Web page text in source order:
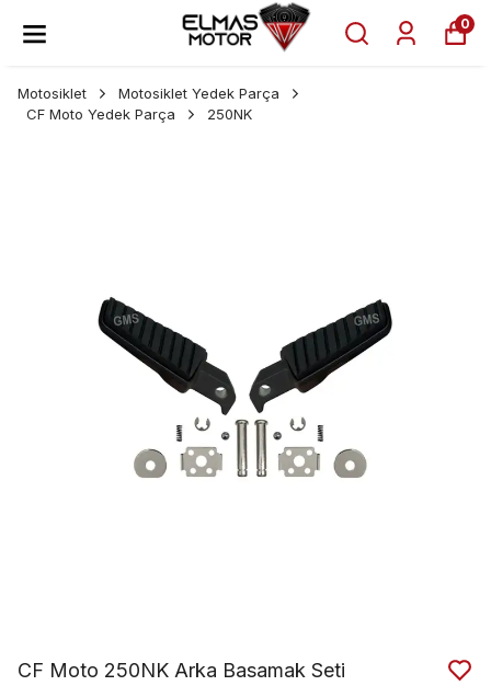
0
Motosiklet
Motosiklet Yedek Parça
CF Moto Yedek Parça
250NK
CF Moto 250NK Arka Basamak Seti